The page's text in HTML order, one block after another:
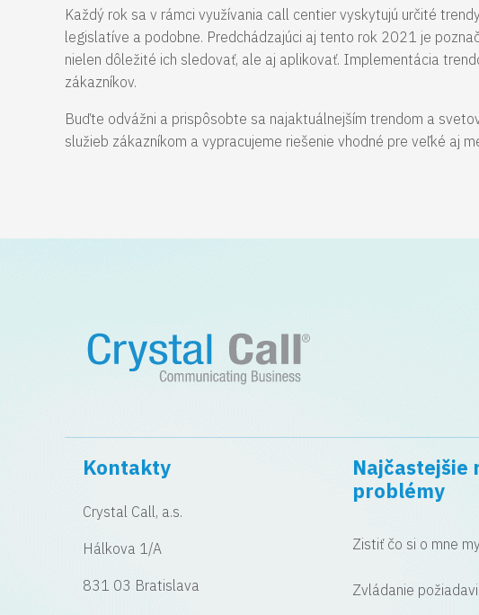
Každý rok sa v rámci využívania call centier vyskytujú určité
legislatíve a podobne. Predchádzajúci aj tento rok 2021 je
nielen dôležité ich sledovať, ale aj aplikovať. Implementácia
zákazníkov.
Buďte odvážni a prispôsobte sa najaktuálnejším trendom a
služieb zákazníkom a vypracujeme riešenie vhodné pre veľké aj
Kontakty
Crystal Call, a.s.
Hálkova 1/A
831 03 Bratislava
Najčastejšie
problémy
Zistiť čo si o mne
Zvládanie